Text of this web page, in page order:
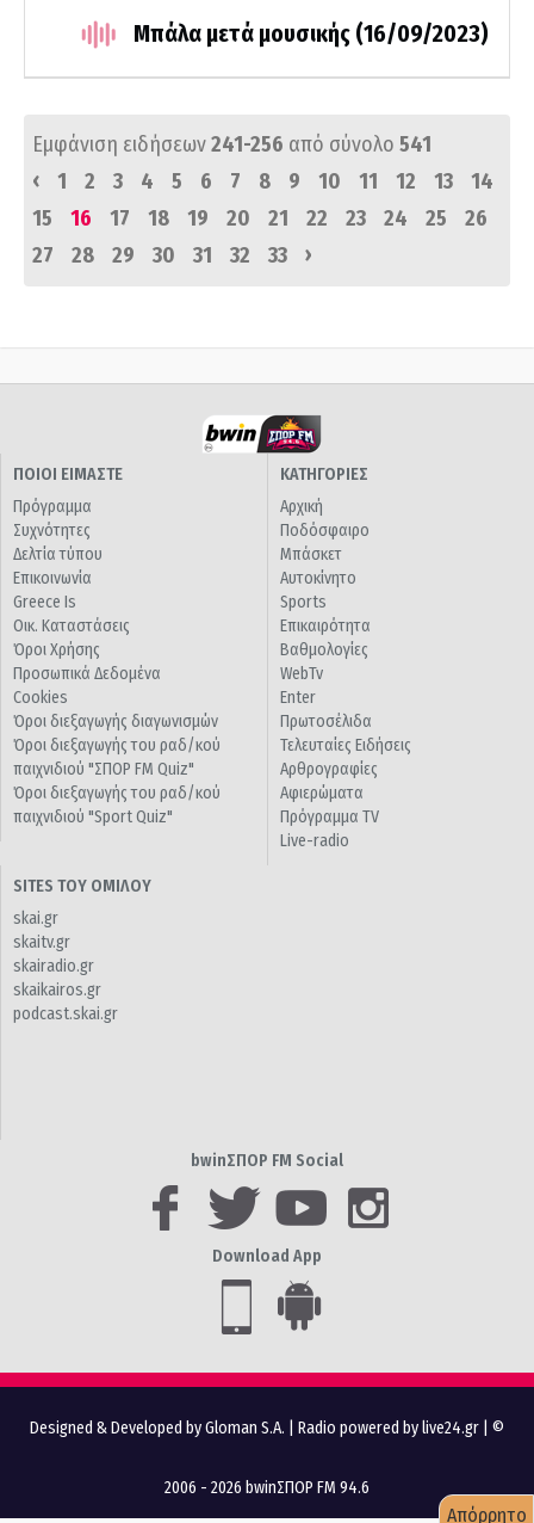
Μπάλα μετά μουσικής (16/09/2023)
Εμφάνιση ειδήσεων241-256 από σύνολο 541
‹
1 2 3 4 5 6 7 8 9 10 11 12 13
14
15
16 17 18 19 20 21 22 23 24 25
26
27
28 29 30 31 32 33 ›
ΠΟΙΟΙ ΕΙΜΑΣΤΕ
Πρόγραμμα
Συχνότητες
Δελτία τύπου
Επικοινωνία
Greece Is
Οικ. Καταστάσεις
Όροι Χρήσης
Προσωπικά Δεδομένα
Cookies
Όροι διεξαγωγής διαγωνισμών
Όροι διεξαγωγής του ραδ/κού
παιχνιδιού "ΣΠΟΡ FM Quiz"
Όροι διεξαγωγής του ραδ/κού
παιχνιδιού "Sport Quiz"
ΚΑΤΗΓΟΡΙΕΣ
Αρχική
Ποδόσφαιρο
Μπάσκετ
Αυτοκίνητο
Sports
Επικαιρότητα
Βαθμολογίες
WebTv
Enter
Πρωτοσέλιδα
Τελευταίες Ειδήσεις
Αρθρογραφίες
Αφιερώματα
Πρόγραμμα TV
Live-radio
SITES ΤΟΥ ΟΜΙΛΟΥ
skai.gr
skaitv.gr
skairadio.gr
skaikairos.gr
podcast.skai.gr
bwinΣΠΟΡ FM Social
Download App
Designed & Developed by Gloman S.A. Radio powered by live24.gr | ©
2006 - 2026 bwinΣΠΟΡ FM 94.6
Απόρρητο